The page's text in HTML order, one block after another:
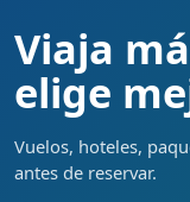
Viaja
elige
Vuelos, hoteles,
antes de reservar.